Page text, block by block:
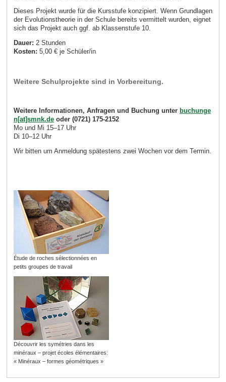
Dieses Projekt wurde für die Kursstufe konzipiert. Wenn Grundlagen
der Evolutionstheorie in der Schule bereits vermittelt wurden, eignet
sich das Projekt auch ggf. ab Klassenstufe 10.
Dauer: 2 Stunden
Kosten: 5,00 € je Schüler/in
Weitere Schulprojekte sind in Vorbereitung.
Weitere Informationen, Anfragen und Buchung unter buchunge
n[at]smnk.deoder (0721) 175-2152
Mo und Mi 15–17 Uhr
Di 10–12 Uhr
Wir bitten um Anmeldung spätestens zwei Wochen vor dem Termin.
Étude de roches sélectionnées en
petits groupes de travail
Découvrir les symétries dans les
minéraux – projet écoles élémentaires:
« Minéraux – formes géométriques »